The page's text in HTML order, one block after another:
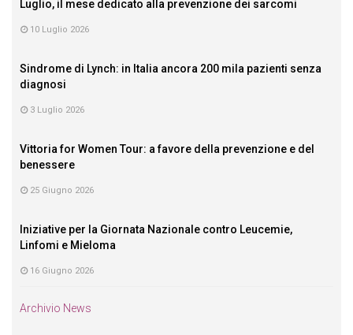
Luglio, il mese dedicato alla prevenzione dei sarcomi
10 Luglio 2026
Sindrome di Lynch: in Italia ancora 200 mila pazienti senza
diagnosi
3 Luglio 2026
Vittoria for Women Tour: a favore della prevenzione e del
benessere
25 Giugno 2026
Iniziative per la Giornata Nazionale contro Leucemie,
Linfomi e Mieloma
16 Giugno 2026
Archivio News